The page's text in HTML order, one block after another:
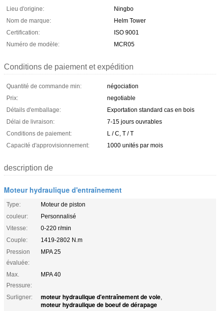
Lieu d'origine:
Ningbo
Nom de marque:
Helm Tower
Certification:
ISO 9001
Numéro de modèle:
MCR05
Conditions de paiement et expédition
Quantité de commande min:
négociation
Prix:
negotiable
Détails d'emballage:
Exportation standard cas en bois
Délai de livraison:
7-15 jours ouvrables
Conditions de paiement:
L / C, T / T
Capacité d'approvisionnement:
1000 unités par mois
description de
Moteur hydraulique d'entraînement
Type:
Moteur de piston
couleur:
Personnalisé
Vitesse:
0-220 r/min
Couple:
1419-2802 N.m
Pression
évaluée:
MPA 25
Max.
Pressure:
MPA 40
Surligner: moteur hydraulique d'entraînement de voie,
moteur hydraulique de boeuf de dérapage